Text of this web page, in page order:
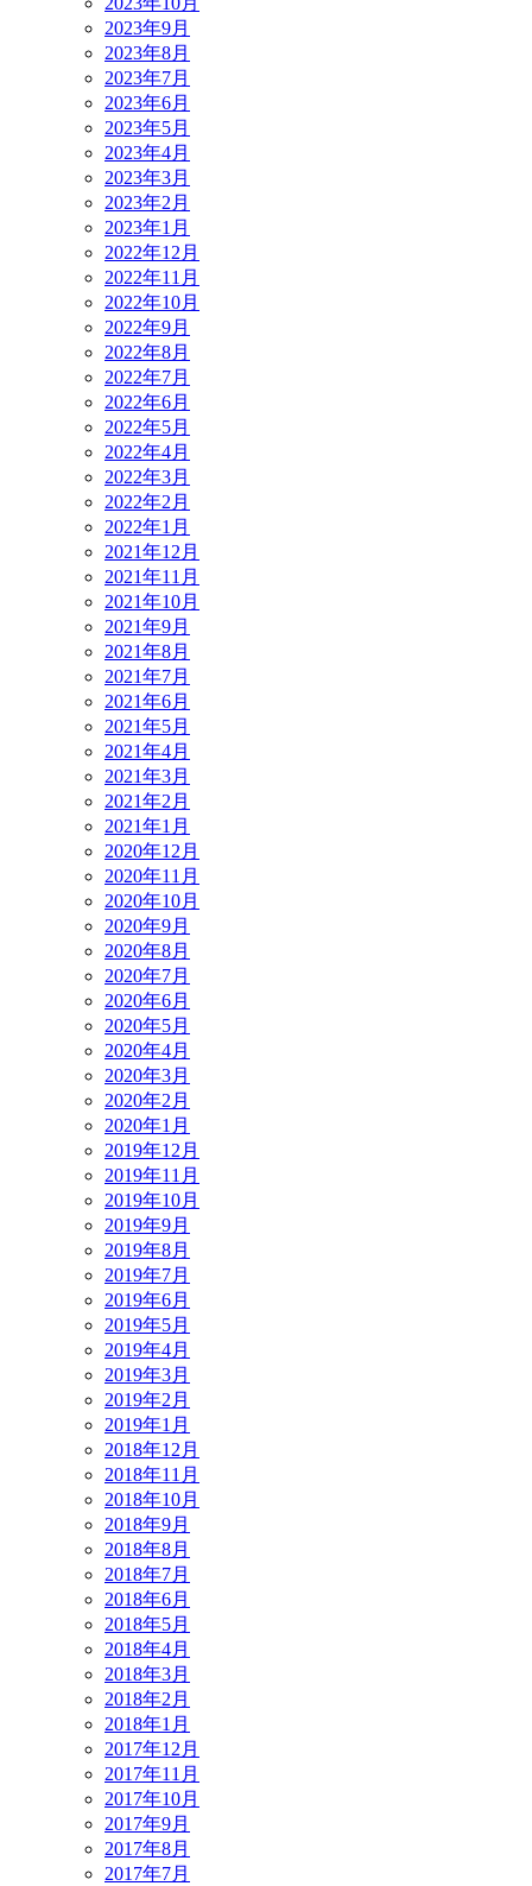
2023年9月
2023年8月
2023年7月
2023年6月
2023年5月
2023年4月
2023年3月
2023年2月
2023年1月
2022年12月
2022年11月
2022年10月
2022年9月
2022年8月
2022年7月
2022年6月
2022年5月
2022年4月
2022年3月
2022年2月
2022年1月
2021年12月
2021年11月
2021年10月
2021年9月
2021年8月
2021年7月
2021年6月
2021年5月
2021年4月
2021年3月
2021年2月
2021年1月
2020年12月
2020年11月
2020年10月
2020年9月
2020年8月
2020年7月
2020年6月
2020年5月
2020年4月
2020年3月
2020年2月
2020年1月
2019年12月
2019年11月
2019年10月
2019年9月
2019年8月
2019年7月
2019年6月
2019年5月
2019年4月
2019年3月
2019年2月
2019年1月
2018年12月
2018年11月
2018年10月
2018年9月
2018年8月
2018年7月
2018年6月
2018年5月
2018年4月
2018年3月
2018年2月
2018年1月
2017年12月
2017年11月
2017年10月
2017年9月
2017年8月
2017年7月